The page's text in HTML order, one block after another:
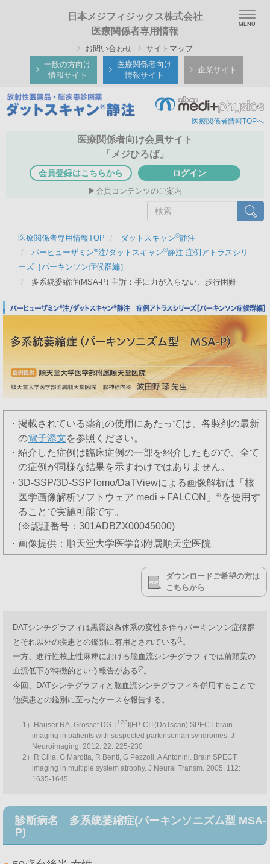
ン
ツ
日本メジフィジックス株式会社
医療関係者専用情報
お問い合わせ
サイトマップ
一般の方向け
情報サイト
医療関係者向け
情報サイト
企業サイト
医療関係者情報TOPへ
医療関係者向け会員サイト
「メジひろば」
会員登録はこちらから ログイン
会員コンテンツのご案内
索
検索
医療関係者専用情報TOP ダットスキャン®静注
パーヒューザミン®注/ダットスキャン®静注 症例アトラスシリ
ーズ［パーキンソン症候群編］
多系統委縮症(MSA-P) 主訴：手に力が入らない、歩行困難
・掲載されている薬剤の使用にあたっては、各製剤の最新
の電子添文を参照ください。
・紹介した症例は臨床症例の一部を紹介したもので、全て
の症例が同様な結果を示すわけではありません。
・3D-SSP/3D-SSPTomo/DaTViewによる画像解析は「核
医学画像解析ソフトウェア medi＋FALCON」
※ を使用す
ることで実施可能です。
(※認証番号：301ADBZX00045000)
・画像提供：順天堂大学医学部附属順天堂医院
ダウンロードご希望の方は
こちらから
DATシンチグラフィは黒質線条体系の変性を伴うパーキンソン症候群
とそれ以外の疾患との鑑別に有用とされている(1 。
一方、進行性核上性麻痺における脳血流シンチグラフィでは前頭葉の
血流低下が特徴的という報告がある(2 。
今回、DATシンチグラフィと脳血流シンチグラフィを併用することで
他疾患との鑑別に至ったケースを報告する。
1）Hauser RA, Grosset DG. [123I]FP-CIT(DaTscan) SPECT brain
imaging in patients with suspected parkinsonian syndromes. J
Neuroimaging. 2012. 22: 225-230
2）R Cilia, G Marotta, R Benti, G Pezzoli, A Antonini. Brain SPECT
imaging in multiple system atrophy. J Neural Transm. 2005. 112:
1635-1645.
診断病名 多系統萎縮症(パーキンソニズム型 MSA-
P)